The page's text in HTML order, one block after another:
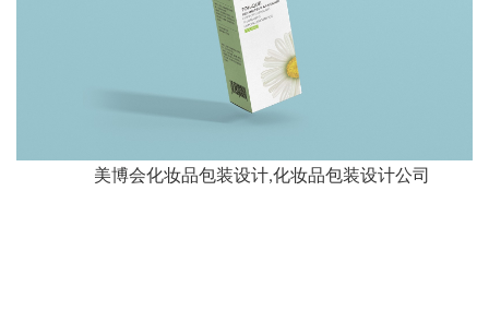
美博会化妆品包装设计,化妆品包装设计公司